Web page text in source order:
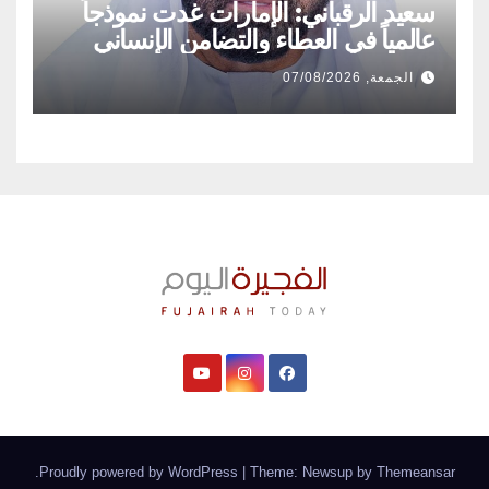
سعيد الرقباني: الإمارات غدت نموذجاً
عالمياً في العطاء والتضامن الإنساني
الجمعة, 07/08/2026
Proudly powered by WordPress | Theme: Newsup by Themeansar